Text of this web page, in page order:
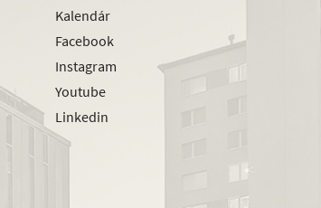
Kalendár
Facebook
Instagram
Youtube
Linkedin